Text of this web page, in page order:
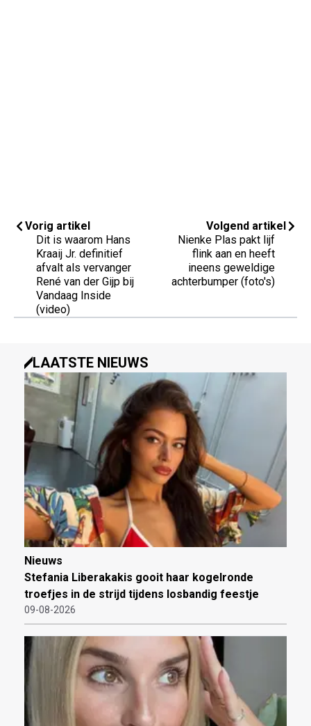
Vorig artikel
Dit is waarom Hans
Kraaij Jr. definitief
afvalt als vervanger
René van der Gijp bij
Vandaag Inside
(video)
Volgend artikel
Nienke Plas pakt lijf
flink aan en heeft
ineens geweldige
achterbumper (foto's)
LAATSTE NIEUWS
Nieuws
Stefania Liberakakis gooit haar kogelronde
troefjes in de strijd tijdens losbandig feestje
09-08-2026